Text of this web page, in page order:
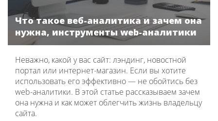
Что такое веб-аналитика и зачем она
нужна, инструменты web-аналитики
Неважно, какой у вас сайт: лэндинг, новостной
портал или интернет-магазин. Если вы хотите
использовать его эффективно — не обойтись без
web-аналитики. В этой статье рассказываем зачем
она нужна и как может облегчить жизнь владельцу
сайта.